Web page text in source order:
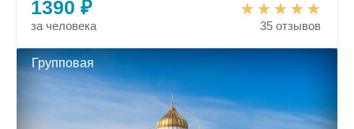
1390 ₽
за человека 35 отзывов
Групповая